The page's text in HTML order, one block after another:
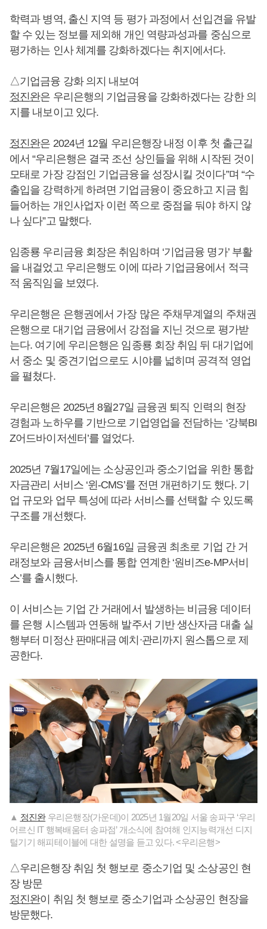
학력과 병역, 출신 지역 등 평가 과정에서 선입견을 유발
할 수 있는 정보를 제외해 개인 역량과성과를 중심으로
평가하는 인사 체계를 강화하겠다는 취지에서다.
△기업금융 강화 의지 내보여
정진완은 우리은행의 기업금융을 강화하겠다는 강한 의
지를 내보이고 있다.
정진완은 2024년 12월 우리은행장 내정 이후 첫 출근길
에서 “우리은행은 결국 조선 상인들을 위해 시작된 것이
모태로 가장 강점인 기업금융을 성장시킬 것이다”며 “수
출입을 강력하게 하려면 기업금융이 중요하고 지금 힘
들어하는 개인사업자 이런 쪽으로 중점을 둬야 하지 않
나 싶다”고 말했다.
임종룡 우리금융 회장은 취임하며 ‘기업금융 명가’ 부활
을 내걸었고 우리은행도 이에 따라 기업금융에서 적극
적 움직임을 보였다.
우리은행은 은행권에서 가장 많은 주채무계열의 주채권
은행으로 대기업 금융에서 강점을 지닌 것으로 평가받
는다. 여기에 우리은행은 임종룡 회장 취임 뒤 대기업에
서 중소 및 중견기업으로도 시야를 넓히며 공격적 영업
을 펼쳤다.
우리은행은 2025년 8월27일 금융권 퇴직 인력의 현장
경험과 노하우를 기반으로 기업영업을 전담하는 ‘강북BI
Z어드바이저센터’를 열었다.
2025년 7월17일에는 소상공인과 중소기업을 위한 통합
자금관리 서비스 ‘윈-CMS’를 전면 개편하기도 했다. 기
업 규모와 업무 특성에 따라 서비스를 선택할 수 있도록
구조를 개선했다.
우리은행은 2025년 6월16일 금융권 최초로 기업 간 거
래정보와 금융서비스를 통합 연계한 ‘원비즈e-MP서비
스’를 출시했다.
이 서비스는 기업 간 거래에서 발생하는 비금융 데이터
를 은행 시스템과 연동해 발주서 기반 생산자금 대출 실
행부터 미정산 판매대금 예치ᐧ관리까지 원스톱으로 제
공한다.
▲ 정진완우리은행장(가운데)이 2025년 1월20일 서울 송파구 ‘우리
어르신 IT 행복배움터 송파점’ 개소식에 참여해 인지능력개선 디지
털기기 해피테이블에 대한 설명을 듣고 있다. <우리은행>
△우리은행장 취임 첫 행보로 중소기업 및 소상공인 현
장 방문
정진완이 취임 첫 행보로 중소기업과 소상공인 현장을
방문했다.